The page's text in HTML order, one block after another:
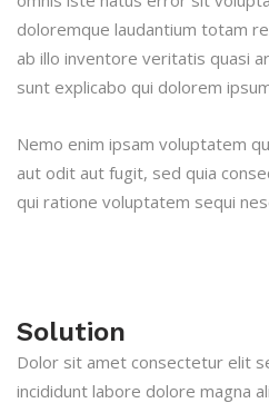
doloremque laudantium totam
ab illo inventore veritatis quasi
sunt explicabo qui dolorem
Nemo enim ipsam voluptatem
aut odit aut fugit, sed quia
qui ratione voluptatem sequi
Solution
Dolor sit amet consectetur elit
incididunt labore dolore magna